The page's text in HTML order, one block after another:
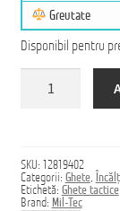
Greutate
Disponibil pentru
Ghete
SKU: 12819402
Categorii: Ghete,
Etichetă: Ghete tactice
Brand: Mil-Tec